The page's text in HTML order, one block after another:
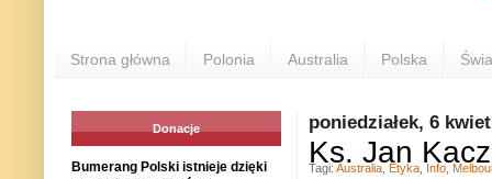
Strona główna Polonia Australia Polska
poniedziałek, 6
Ks. Jan
Tagi: Australia Etyka Info
Donacje
Bumerang Polski istnieje dzięki